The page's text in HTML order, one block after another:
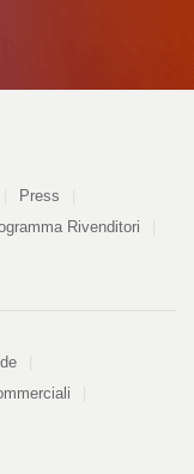
Press
Rivenditori